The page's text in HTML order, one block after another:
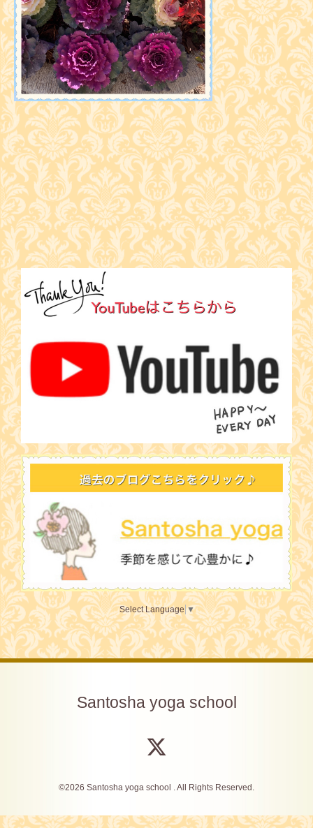
Select Language ▼
Santosha yoga school
©2026 Santosha yoga school . All Rights Reserved.